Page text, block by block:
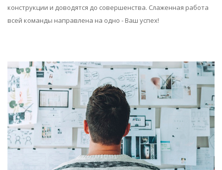
конструкции и доводятся до совершенства. Слаженная работа
всей команды направлена на одно - Ваш успех!